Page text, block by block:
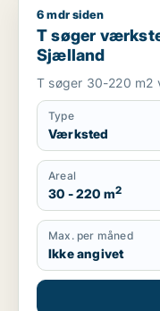
T søger værksted til
6 mdr siden
T søger
Sjælland
T søger 30-220
Type
Værksted
Areal
30 - 220 m2
Max. per måned
Ikke angivet